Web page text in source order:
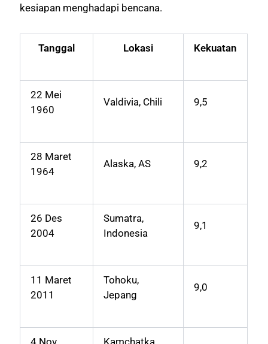
kesiapan menghadapi bencana.
Tanggal Lokasi Kekuatan
22 Mei
1960
Valdivia, Chili 9,5
28 Maret
1964
Alaska, AS 9,2
26 Des
2004
Sumatra,
Indonesia
9,1
11 Maret
2011
Tohoku,
Jepang
9,0
4 Nov Kamchatka,